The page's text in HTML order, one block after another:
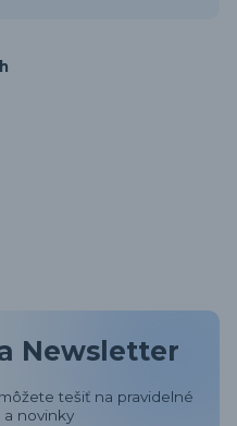
Newsletter
tešiť na pravidelné
a novinky